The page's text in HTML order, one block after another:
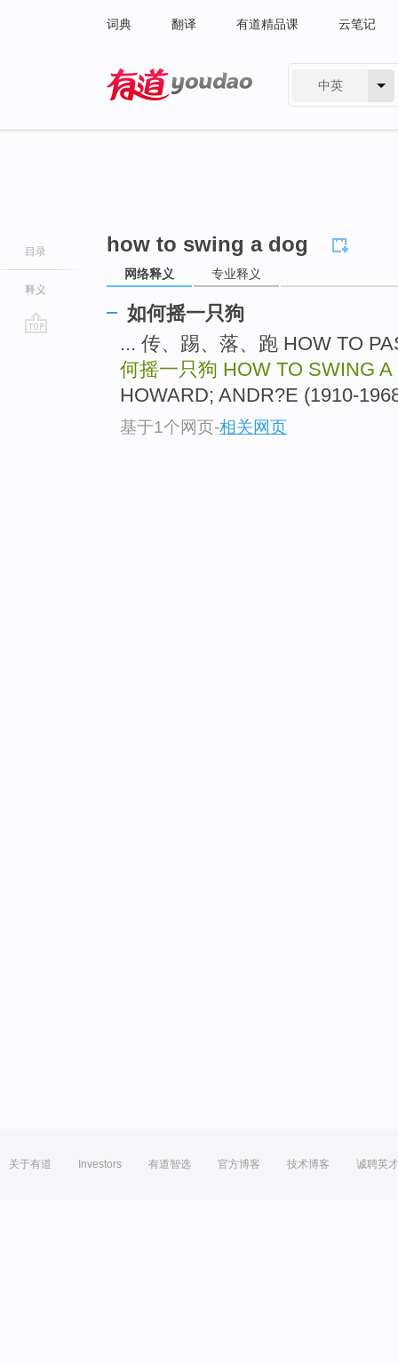
词典 翻译 有道精品课 云笔记
中英
目录
释义
how to swing a dog
网络释义 专业释义
如何摇一只狗
... 传、踢、落、跑 HOW TO
何摇一只狗 HOW TO SWING A
HOWARD; ANDR?E (1910-
基于1个网页-相关网页
关于有道 Investors 有道智选 官方博客 技术博客 诚聘英才